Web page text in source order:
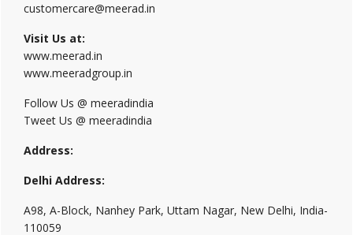
customercare@meerad.in
Visit Us at:
www.meerad.in
www.meeradgroup.in
Follow Us @ meeradindia
Tweet Us @ meeradindia
Address:
Delhi Address:
A98, A-Block, Nanhey Park, Uttam Nagar, New Delhi, India-
110059